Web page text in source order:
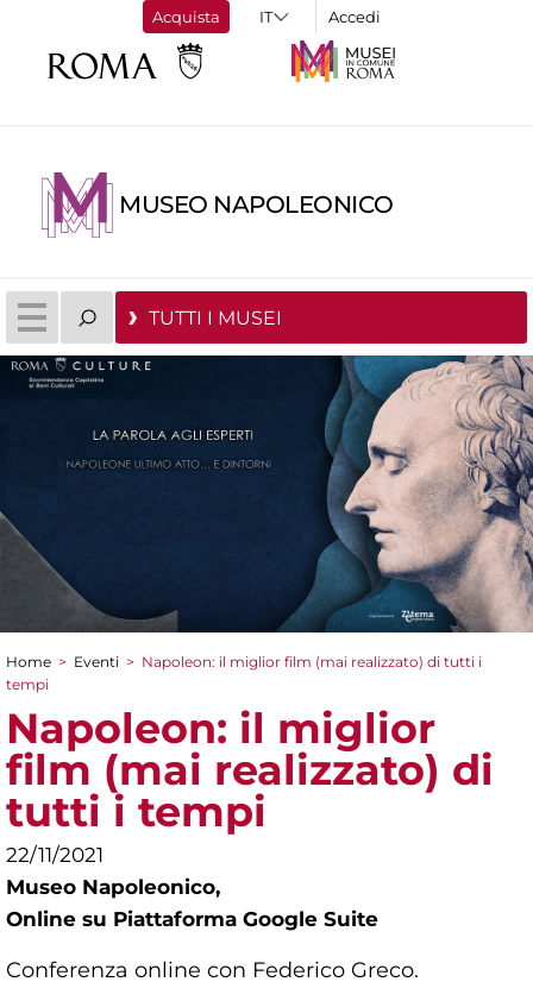
Acquista Accedi
MUSEO NAPOLEONICO
TUTTI I MUSEI
Tu sei qui
Home > Eventi > Napoleon: il miglior film (mai realizzato) di tutti i
tempi
Napoleon: il miglior
film (mai realizzato) di
tutti i tempi
22/11/2021
Museo Napoleonico,
Online su Piattaforma Google Suite
Conferenza online con Federico Greco.